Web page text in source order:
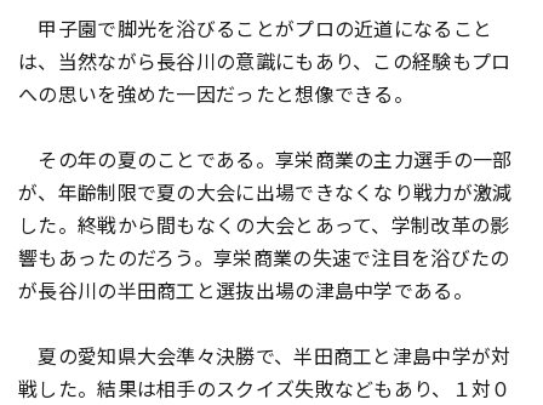
甲子園で脚光を浴びることがプロの近道になること
は、当然ながら長谷川の意識にもあり、この経験もプロ
への思いを強めた一因だったと想像できる。
その年の夏のことである。享栄商業の主力選手の一部
が、年齢制限で夏の大会に出場できなくなり戦力が激減
した。終戦から間もなくの大会とあって、学制改革の影
響もあったのだろう。享栄商業の失速で注目を浴びたの
が長谷川の半田商工と選抜出場の津島中学である。
夏の愛知県大会準々決勝で、半田商工と津島中学が対
戦した。結果は相手のスクイズ失敗などもあり、１対０